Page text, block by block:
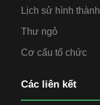
Lịch sử hình thành
Thư ngỏ
Cơ cấu tổ chức
Các liên kết